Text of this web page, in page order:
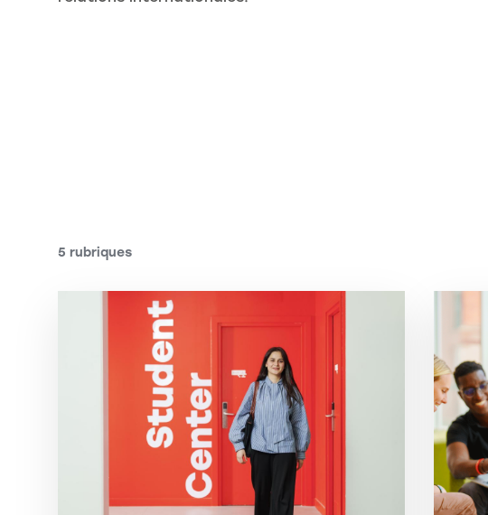
5 rubriques